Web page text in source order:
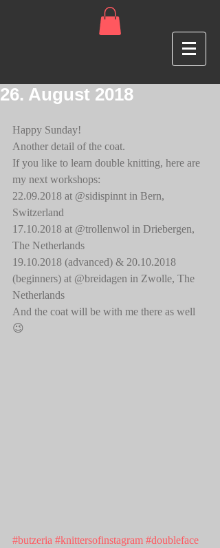
26. August 2018
Happy Sunday!
Another detail of the coat.
If you like to learn double knitting, here are
my next workshops:
22.09.2018 at @sidispinnt in Bern,
Switzerland
17.10.2018 at @trollenwol in Driebergen,
The Netherlands
19.10.2018 (advanced) & 20.10.2018
(beginners) at @breidagen in Zwolle, The
Netherlands
And the coat will be with me there as well
😉
#butzeria #knittersofinstagram #doubleface